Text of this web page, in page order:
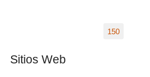
150
Sitios Web